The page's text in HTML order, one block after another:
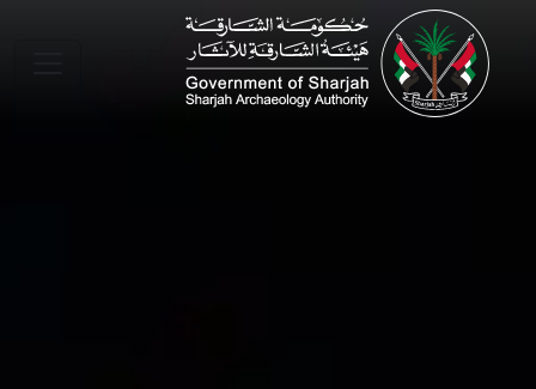
Skip to main